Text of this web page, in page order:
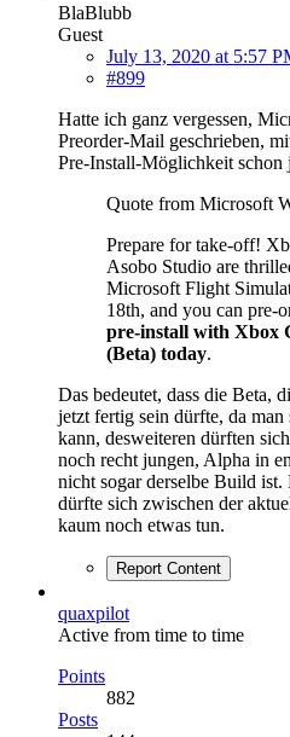
BlaBlubb
Guest
July 13, 2020 at 5:57
#899
Hatte ich ganz vergessen,
Preorder-Mail geschrieben,
Pre-Install-Möglichkeit
Quote from Microsoft
Prepare for take-off!
Asobo Studio are
Microsoft Flight
18th, and you can pre-
pre-install with Xbox
(Beta) today.
Das bedeutet, dass die Beta,
jetzt fertig sein dürfte, da man
kann, desweiteren dürften
noch recht jungen, Alpha in
nicht sogar derselbe Build
dürfte sich zwischen der
kaum noch etwas tun.
Report Content
quaxpilot
Active from time to time
Points
882
Posts